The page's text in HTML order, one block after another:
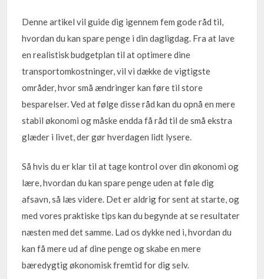
Denne artikel vil guide dig igennem fem gode råd til,
hvordan du kan spare penge i din dagligdag. Fra at lave
en realistisk budgetplan til at optimere dine
transportomkostninger, vil vi dække de vigtigste
områder, hvor små ændringer kan føre til store
besparelser. Ved at følge disse råd kan du opnå en mere
stabil økonomi og måske endda få råd til de små ekstra
glæder i livet, der gør hverdagen lidt lysere.
Så hvis du er klar til at tage kontrol over din økonomi og
lære, hvordan du kan spare penge uden at føle dig
afsavn, så læs videre. Det er aldrig for sent at starte, og
med vores praktiske tips kan du begynde at se resultater
næsten med det samme. Lad os dykke ned i, hvordan du
kan få mere ud af dine penge og skabe en mere
bæredygtig økonomisk fremtid for dig selv.